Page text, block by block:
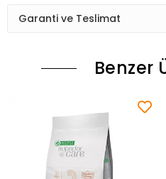
Garanti ve Teslimat
Benzer